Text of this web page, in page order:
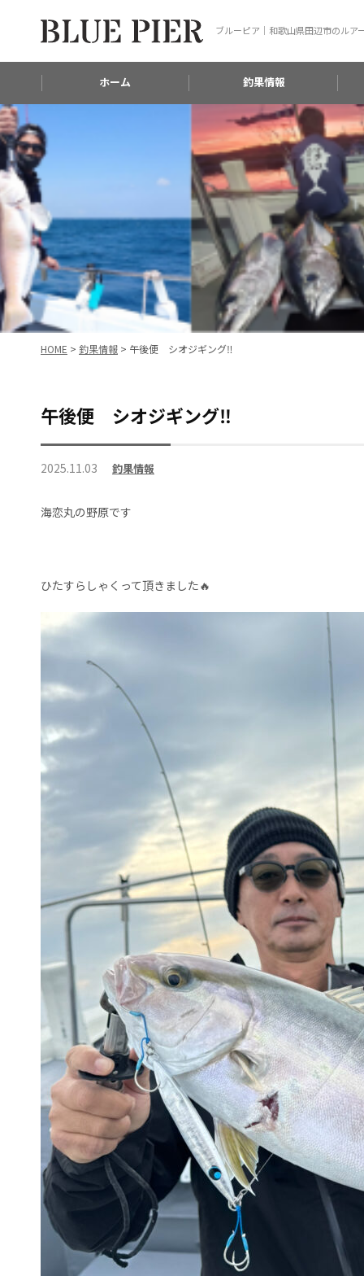
ブルーピア｜和歌山県田辺市のルア
ホーム 釣果情報
HOME > 釣果情報 > 午後便 シオジギング‼️
午後便 シオジギング‼️
2025.11.03 釣果情報
海恋丸の野原です
ひたすらしゃくって頂きました🔥